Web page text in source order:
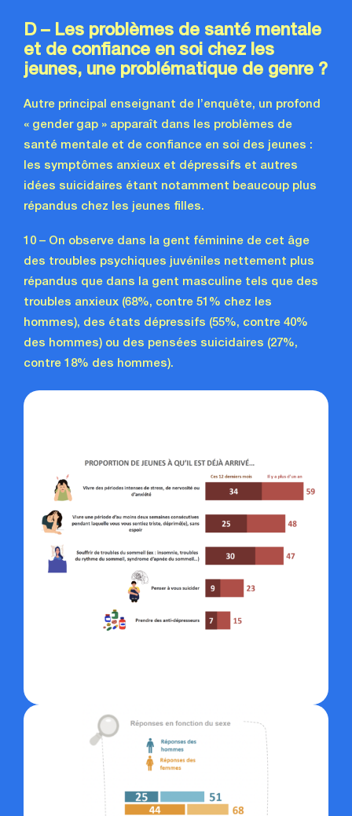
D – Les problèmes de santé mentale
et de confiance en soi chez les
jeunes, une problématique de genre ?
Autre principal enseignant de l’enquête, un profond
« gender gap » apparaît dans les problèmes de
santé mentale et de confiance en soi des jeunes :
les symptômes anxieux et dépressifs et autres
idées suicidaires étant notamment beaucoup plus
répandus chez les jeunes filles.
10 – On observe dans la gent féminine de cet âge
des troubles psychiques juvéniles nettement plus
répandus que dans la gent masculine tels que des
troubles anxieux (68%, contre 51% chez les
hommes), des états dépressifs (55%, contre 40%
des hommes) ou des pensées suicidaires (27%,
contre 18% des hommes).